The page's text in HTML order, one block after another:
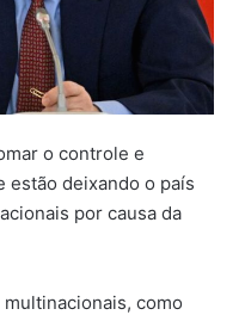
o controle e
estão deixando o país
por causa da
como